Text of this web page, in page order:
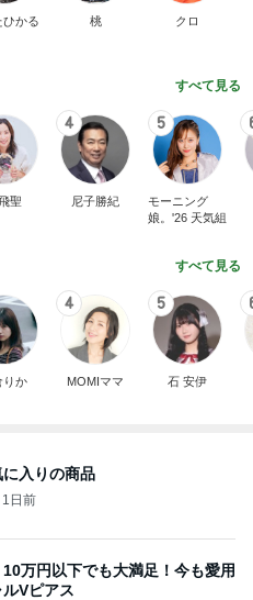
ひかる 桃 クロ
すべて見る
聖
4
尼子勝紀
5
モーニング
娘。'26 天気組
すべて見る
りか
4
MOMIママ
5
石 安伊
入りの商品
1日前
10万円以下でも大満足！今も愛用
Vピアス